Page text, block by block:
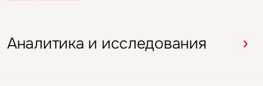
Аналитика и исследования
Аналитика и исследования
Аналитика и исследования
Аналитика и исследования
Аналитика и исследования